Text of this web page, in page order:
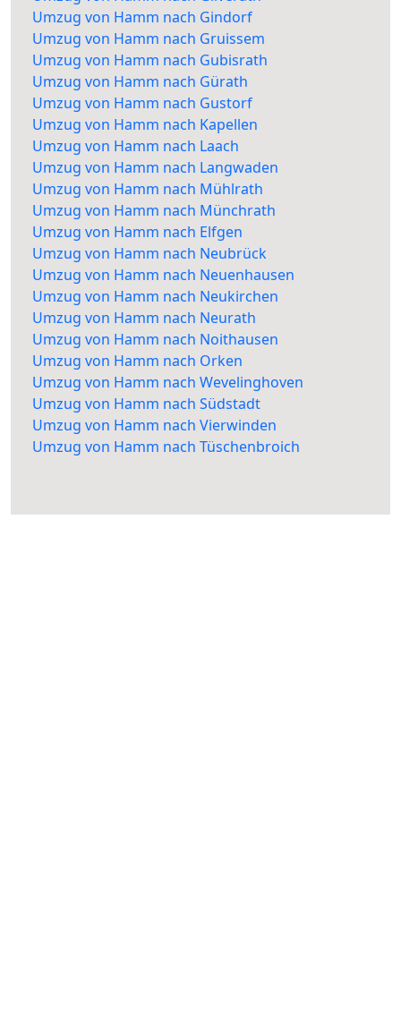
Umzug von Hamm nach Gindorf
Umzug von Hamm nach Gruissem
Umzug von Hamm nach Gubisrath
Umzug von Hamm nach Gürath
Umzug von Hamm nach Gustorf
Umzug von Hamm nach Kapellen
Umzug von Hamm nach Laach
Umzug von Hamm nach Langwaden
Umzug von Hamm nach Mühlrath
Umzug von Hamm nach Münchrath
Umzug von Hamm nach Elfgen
Umzug von Hamm nach Neubrück
Umzug von Hamm nach Neuenhausen
Umzug von Hamm nach Neukirchen
Umzug von Hamm nach Neurath
Umzug von Hamm nach Noithausen
Umzug von Hamm nach Orken
Umzug von Hamm nach Wevelinghoven
Umzug von Hamm nach Südstadt
Umzug von Hamm nach Vierwinden
Umzug von Hamm nach Tüschenbroich